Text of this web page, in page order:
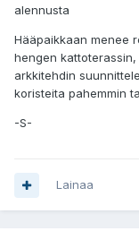
alennusta
Hääpaikkaan menee
hengen
arkkitehdin
koristeita pahemmin
-S-
Lainaa